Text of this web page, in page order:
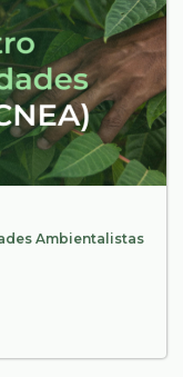
Ambientalistas